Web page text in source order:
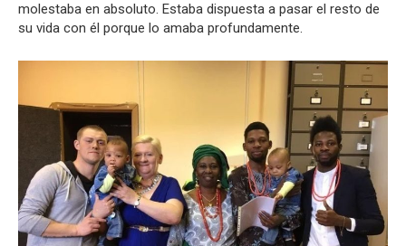
molestaba en absoluto. Estaba dispuesta a pasar el resto de
su vida con él porque lo amaba profundamente.